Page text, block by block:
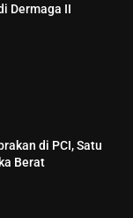
Dermaga II
di PCI, Satu
Berat